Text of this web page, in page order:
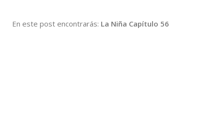
En este post encontrarás: La Niña Capítulo 56